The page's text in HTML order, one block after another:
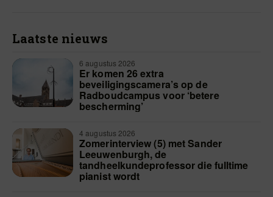
Laatste nieuws
6 augustus 2026
Er komen 26 extra
beveiligingscamera’s op de
Radboudcampus voor ‘betere
bescherming’
4 augustus 2026
Zomerinterview (5) met Sander
Leeuwenburgh, de
tandheelkundeprofessor die fulltime
pianist wordt